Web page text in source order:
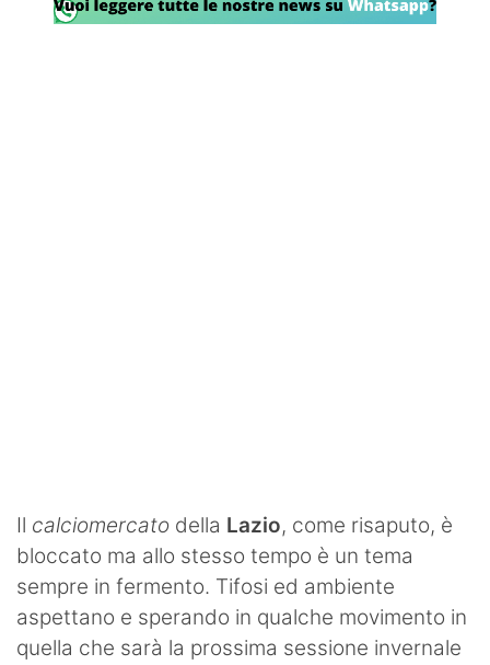
Il calciomercato della Lazio, come risaputo, è
bloccato ma allo stesso tempo è un tema
sempre in fermento. Tifosi ed ambiente
aspettano e sperando in qualche movimento in
quella che sarà la prossima sessione invernale